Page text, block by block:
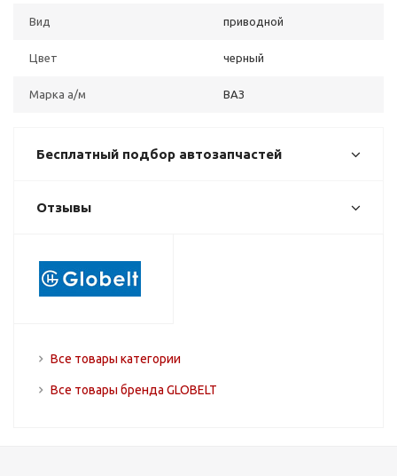
Вид приводной
Цвет черный
Марка а/м ВАЗ
Бесплатный подбор автозапчастей
Отзывы
Все товары категории
Все товары бренда GLOBELT